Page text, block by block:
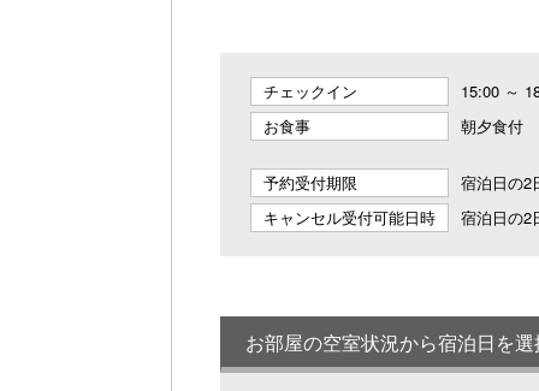
チェックイン
15:00 ～
お食事
朝夕食付
予約受付期限
宿泊日の2
キャンセル受付可能日時
宿泊日の2
お部屋の空室状況から宿泊日を選